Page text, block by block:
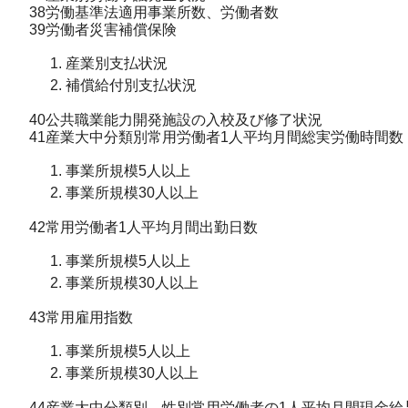
38労働基準法適用事業所数、労働者数
39労働者災害補償保険
産業別支払状況
補償給付別支払状況
40公共職業能力開発施設の入校及び修了状況
41産業大中分類別常用労働者1人平均月間総実労働時間数
事業所規模5人以上
事業所規模30人以上
42常用労働者1人平均月間出勤日数
事業所規模5人以上
事業所規模30人以上
43常用雇用指数
事業所規模5人以上
事業所規模30人以上